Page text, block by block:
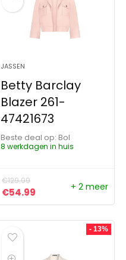
JASSEN
Betty Barclay
Blazer 261-
47421673
Beste deal op:
Bol
8 werkdagen in huis
€129.99
Oorspronkelijke prijs was:
€54.99 Huidige prijs is:
+ 2 meer
- 13%